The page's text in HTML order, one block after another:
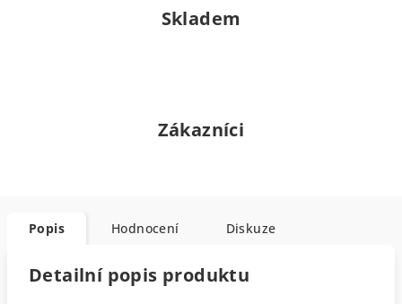
Skladem
Zákazníci
Popis Hodnocení Diskuze
Detailní popis produktu